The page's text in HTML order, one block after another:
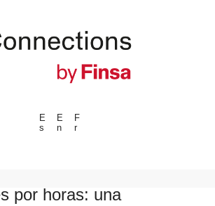
E
s
E
n
F
r
por horas: una